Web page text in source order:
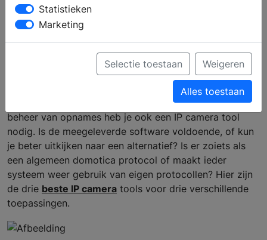
IP camera tool? Dit zijn
de beste 3
Met alleen een bewakingscamera set ben je nog niet
klaar. Voor draadloze overdracht van beelden en het
beheer van opnames heb je ook een IP camera tool
nodig. Is de meegeleverde software voldoende, of kun
je beter uitkijken naar een alternatief? Is er zoiets als
een algemeen domotica protocol of maakt ieder
systeem weer gebruik van eigen protocollen? Hier zijn
de drie beste IP camera tools voor drie verschillende
toepassingen.
Statistieken
Marketing
Selectie toestaan Weigeren
Alles toestaan